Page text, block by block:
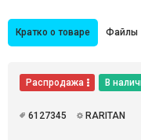
Кратко о товаре Файлы
Распродажа В
6127345 RARITAN